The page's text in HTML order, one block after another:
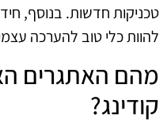
טכניקות חדשות. בנוסף,
להוות כלי טוב להערכה
מהם האתגרים
קודינג?